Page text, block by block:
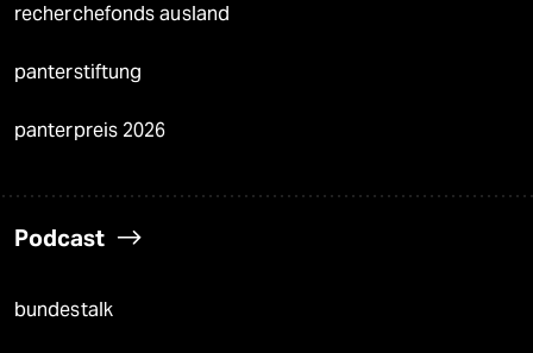
recherchefonds ausland
panterstiftung
panterpreis 2026
Podcast
bundestalk